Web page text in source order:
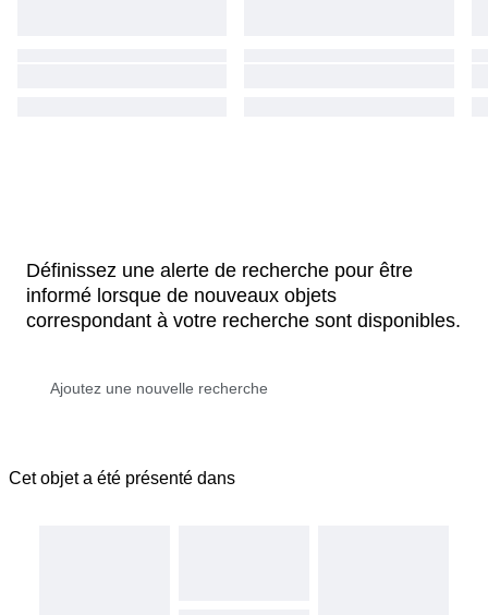
Définissez une alerte de recherche pour être
informé lorsque de nouveaux objets
correspondant à votre recherche sont disponibles.
Cet objet a été présenté dans